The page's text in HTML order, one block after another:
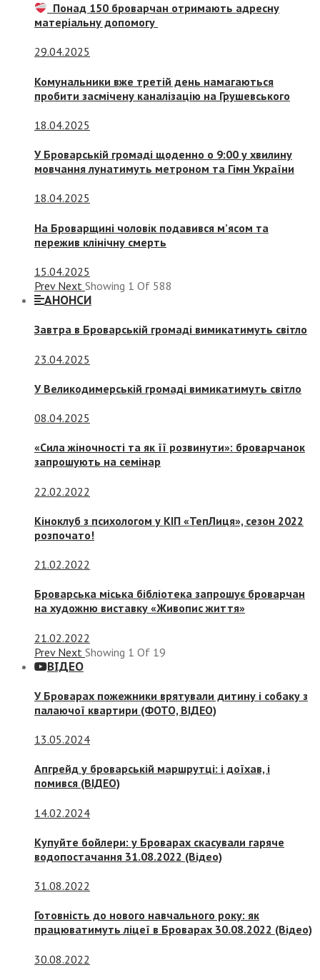
Понад 150 броварчан отримають адресну
матеріальну допомогу
29.04.2025
Комунальники вже третій день намагаються
пробити засмічену каналізацію на Грушевського
18.04.2025
У Броварській громаді щоденно о 9:00 у хвилину
мовчання лунатимуть метроном та Гімн України
18.04.2025
На Броварщині чоловік подавився м’ясом та
пережив клінічну смерть
15.04.2025
Prev Next Showing 1 Of 588
АНОНСИ
Завтра в Броварській громаді вимикатимуть світло
23.04.2025
У Великодимерській громаді вимикатимуть світло
08.04.2025
«Сила жіночності та як її розвинути»: броварчанок
запрошують на семінар
22.02.2022
Кіноклуб з психологом у КІП «ТепЛиця», сезон 2022
розпочато!
21.02.2022
Броварська міська бібліотека запрошує броварчан
на художню виставку «Живопис життя»
21.02.2022
Prev Next Showing 1 Of 19
ВІДЕО
У Броварах пожежники врятували дитину і собаку з
палаючої квартири (ФОТО, ВІДЕО)
13.05.2024
Апгрейд у броварській маршрутці: і доїхав, і
помився (ВІДЕО)
14.02.2024
Купуйте бойлери: у Броварах скасували гаряче
водопостачання 31.08.2022 (Відео)
31.08.2022
Готовність до нового навчального року: як
працюватимуть ліцеї в Броварах 30.08.2022 (Відео)
30.08.2022